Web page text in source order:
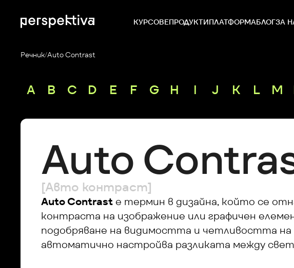
КУРСОВЕПРОДУКТИПЛАТФОРМАБЛОГЗА
Речник/Auto Contrast
A B C D E F G H I J K L M
Auto
[Авто контраст]
Auto Contrast е термин в дизайна, който се
контраста на изображение или графичен
подобряване на видимостта и четливостта
автоматично настройва разликата между